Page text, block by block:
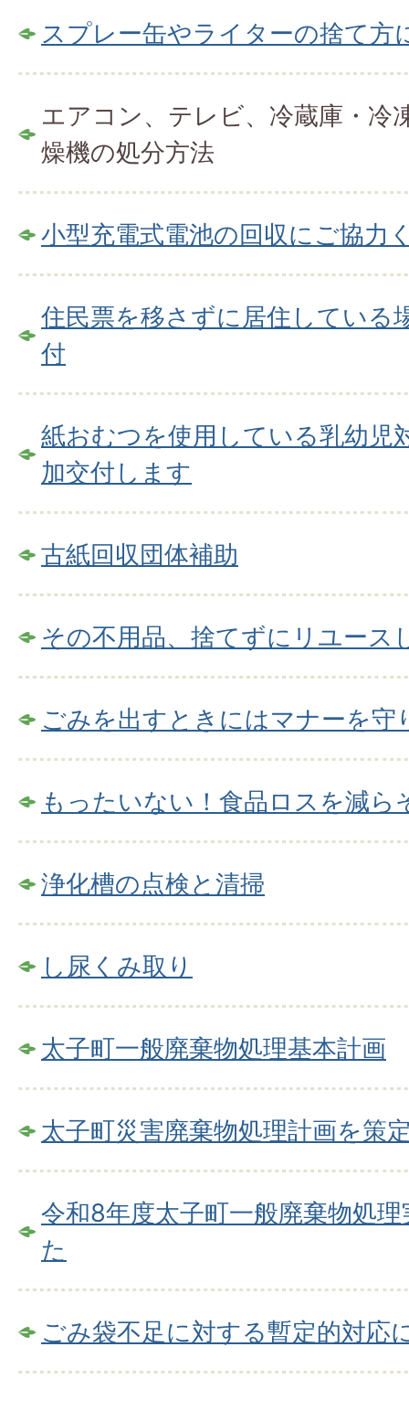
スプレー缶やライターの捨て方
エアコン、テレビ、冷蔵庫・冷
燥機の処分方法
小型充電式電池の回収にご協力
住民票を移さずに居住している
付
紙おむつを使用している乳幼児
加交付します
古紙回収団体補助
その不用品、捨てずにリユース
ごみを出すときにはマナーを守
もったいない！食品ロスを減ら
浄化槽の点検と清掃
し尿くみ取り
太子町一般廃棄物処理基本計画
太子町災害廃棄物処理計画を策
令和8年度太子町一般廃棄物処
た
ごみ袋不足に対する暫定的対応